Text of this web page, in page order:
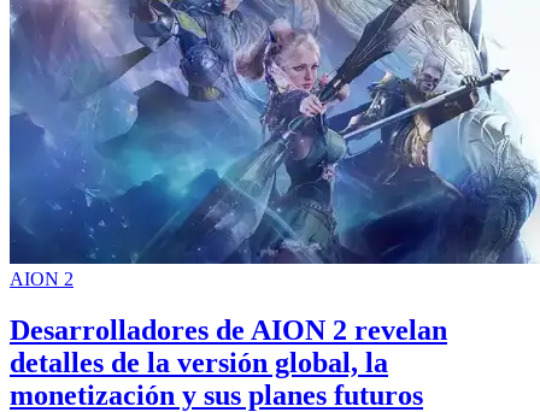
AION 2
Desarrolladores de AION 2 revelan
detalles de la versión global, la
monetización y sus planes futuros